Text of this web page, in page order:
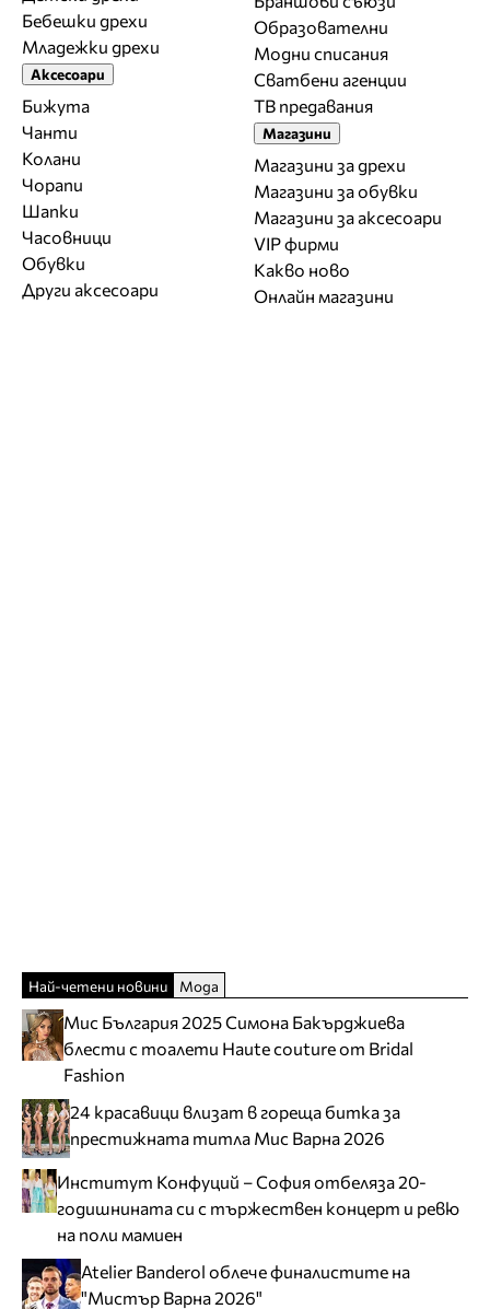
Бебешки дрехи
Младежки дрехи
Аксесоари
Бижута
Чанти
Колани
Чорапи
Шапки
Часовници
Обувки
Други аксесоари
Образователни
Модни списания
Сватбени агенции
ТВ предавания
Магазини
Магазини за дрехи
Магазини за обувки
Магазини за aксесоари
VIP фирми
Какво ново
Онлайн магазини
Най-четени новини Мода
Мис България 2025 Симона Бакърджиева
блести с тоалети Haute couture от Bridal
Fashion
24 красавици влизат в гореща битка за
престижната титла Мис Варна 2026
Институт Конфуций – София отбеляза 20-
годишнината си с тържествен концерт и ревю
на поли мамиен
Atelier Banderol облече финалистите на
"Мистър Варна 2026"